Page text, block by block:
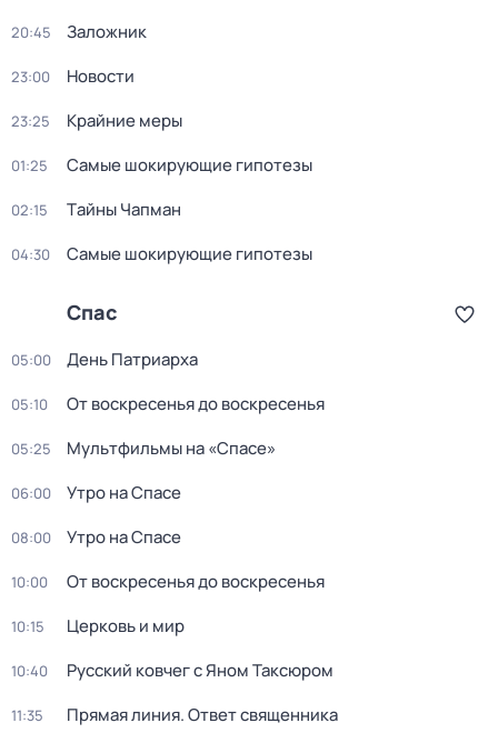
20:45 Заложник
23:00 Новости
23:25 Крайние меры
01:25 Самые шoкиpующие гипотезы
02:15 Тaйны Чапман
04:30 Самые шoкиpующие гипотезы
Спас
05:00 День Патриарха
05:10 От воскресенья до воскресенья
05:25 Мультфильмы на «Спасе»
06:00 Утро на Спасе
08:00 Утро на Спасе
10:00 От воскресенья до воскресенья
10:15 Церковь и мир
10:40 Русский ковчег с Яном Таксюром
11:35 Прямая линия. Ответ священника